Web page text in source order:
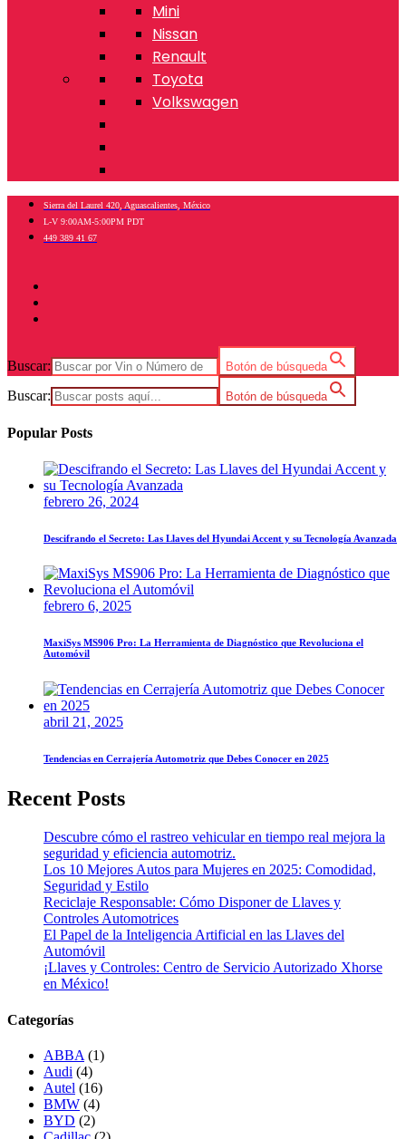
Mini
Nissan
Renault
Toyota
Volkswagen
Sierra del Laurel 420, Aguascalientes, México
L-V 9:00AM-5:00PM PDT
449 389 41 67
Buscar: Botón de búsqueda
Buscar: Botón de búsqueda
Popular Posts
febrero 26, 2024
Descifrando el Secreto: Las Llaves del Hyundai Accent y su Tecnología Avanzada
febrero 6, 2025
MaxiSys MS906 Pro: La Herramienta de Diagnóstico que Revoluciona el
Automóvil
abril 21, 2025
Tendencias en Cerrajería Automotriz que Debes Conocer en 2025
Recent Posts
Descubre cómo el rastreo vehicular en tiempo real mejora la
seguridad y eficiencia automotriz.
Los 10 Mejores Autos para Mujeres en 2025: Comodidad,
Seguridad y Estilo
Reciclaje Responsable: Cómo Disponer de Llaves y
Controles Automotrices
El Papel de la Inteligencia Artificial en las Llaves del
Automóvil
¡Llaves y Controles: Centro de Servicio Autorizado Xhorse
en México!
Categorías
ABBA (1)
Audi (4)
Autel (16)
BMW (4)
BYD (2)